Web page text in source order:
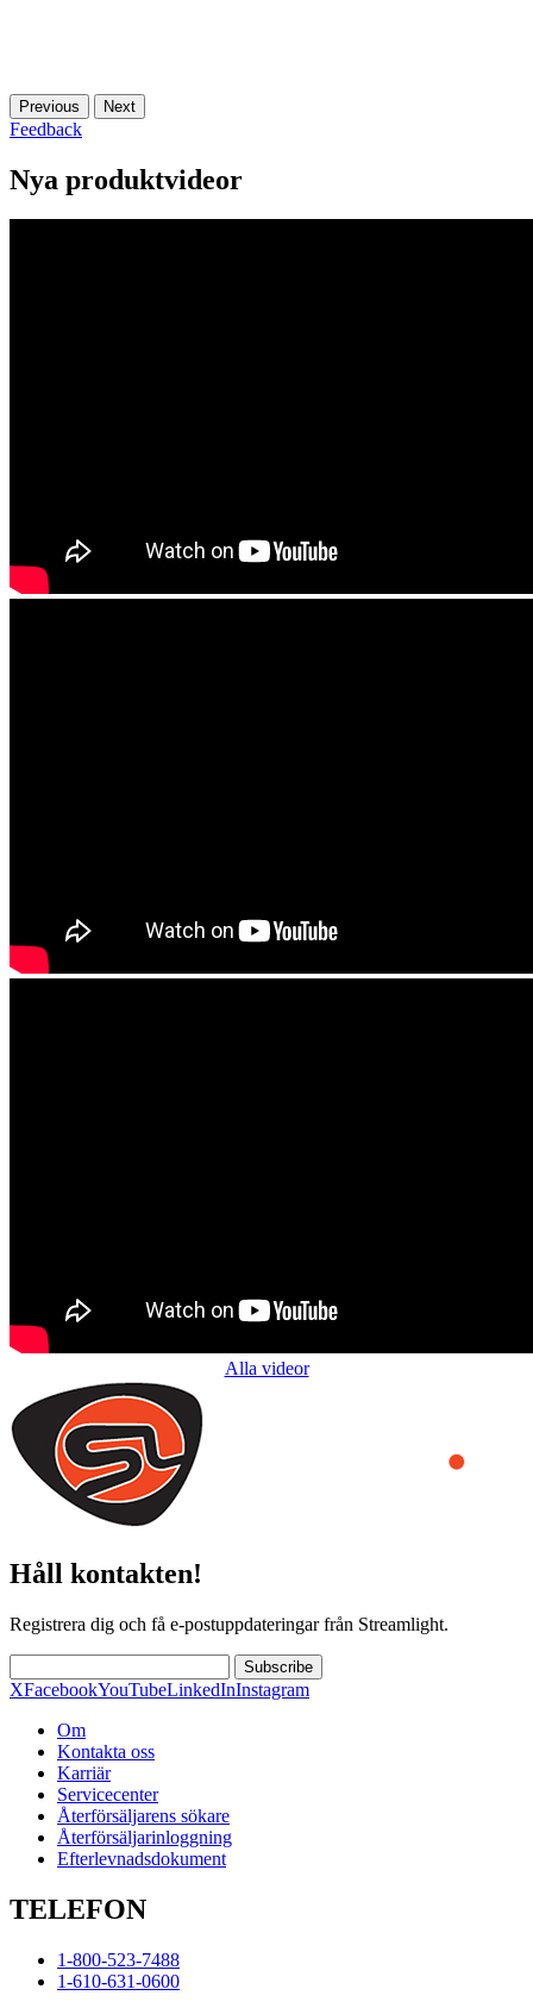
Previous Next
Feedback
Nya produktvideor
Alla videor
Håll kontakten!
Registrera dig och få e-postuppdateringar från Streamlight.
Subscribe
XFacebookYouTubeLinkedInInstagram
Om
Kontakta oss
Karriär
Servicecenter
Återförsäljarens sökare
Återförsäljarinloggning
Efterlevnadsdokument
TELEFON
1-800-523-7488
1-610-631-0600